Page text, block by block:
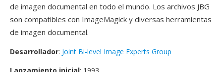
de imagen documental en todo el mundo. Los archivos JBG
son compatibles con ImageMagick y diversas herramientas
de imagen documental.
Desarrollador: Joint Bi-level Image Experts Group